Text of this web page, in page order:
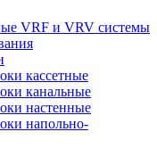
VRF и VRV системы
кассетные
канальные
настенные
напольно-